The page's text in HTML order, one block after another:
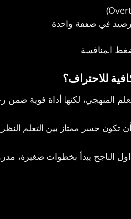
في صفقة واحدة
المنافسة
للاحتراف؟
المنهجي، لكنها أداة قوية ضمن
جسر ممتاز بين التعلم
الناجح يبدأ بخطوات صغيرة،